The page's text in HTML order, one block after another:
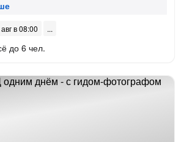
в 08:00
до 6 чел.